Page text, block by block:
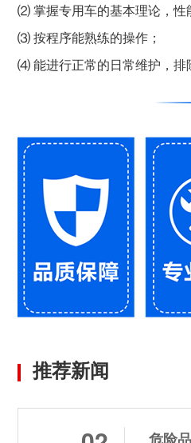
⑵ 掌握专用车的基本理论，性
⑶ 按程序能熟练的操作；
⑷ 能进行正常的日常维护，排
推荐新闻